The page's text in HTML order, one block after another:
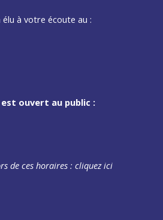
à votre écoute au :
est ouvert au public :
de ces horaires :cliquez ici